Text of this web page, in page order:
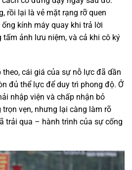
rồi lại là vẻ mặt rạng rỡ quen
kính máy quay khi trả lời
tấm ảnh lưu niệm, và cả khi cô ký
cái giá của sự nỗ lực đã dần
đủ thể lực để duy trì phong độ. Ở
nhập viện và chấp nhận bỏ
vẹn, nhưng lại càng làm rõ
trải qua – hành trình của sự cống